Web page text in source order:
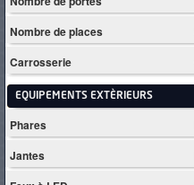
Nombre de places
Carrosserie
EQUIPEMENTS EXTÈRIEURS
Phares
Jantes